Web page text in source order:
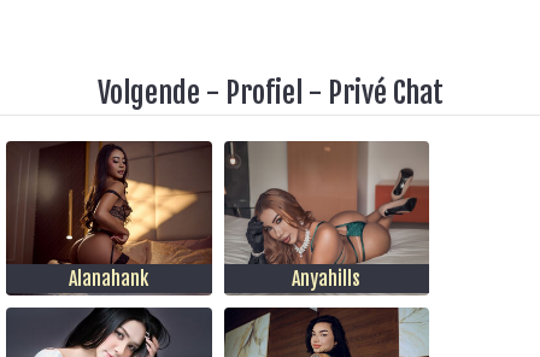
Volgende - Profiel - Privé Chat
Alanahank Anyahills